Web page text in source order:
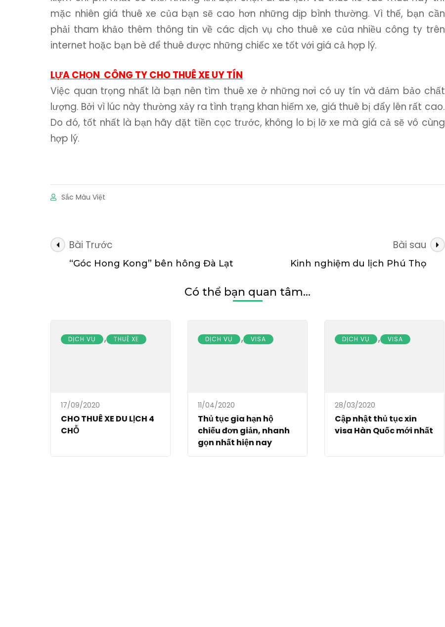
mặc nhiên giá thuê xe của bạn sẽ cao hơn những dịp bình thường. Vì thế, bạn cần
phải tham khảo thêm thông tin về các dịch vụ cho thuê xe của nhiều công ty trên
internet hoặc bạn bè để thuê được những chiếc xe tốt với giá cả hợp lý.
LỰA CHỌN CÔNG TY CHO THUÊ XE UY TÍN
Việc quan trọng nhất là bạn nên tìm thuê xe ở những nơi có uy tín và đảm bảo chất
lượng. Bởi vì lúc này thường xảy ra tình trạng khan hiếm xe, giá thuê bị đẩy lên rất cao.
Do đó, tốt nhất là bạn hãy đặt tiền cọc trước, không lo bị lỡ xe mà giá cả sẽ vô cùng
hợp lý.
Sắc Màu Việt
Điều
hướng
Bài Trước
“Góc Hong Kong” bên hông Đà Lạt
Bài sau
Kinh nghiệm du lịch Phú Thọ
Có thể bạn quan tâm...
DỊCH VỤ , THUÊ XE
17/09/2020
CHO THUÊ XE DU LỊCH 4
CHỖ
DỊCH VỤ , VISA
11/04/2020
Thủ tục gia hạn hộ
chiếu đơn giản, nhanh
gọn nhất hiện nay
DỊCH VỤ , VISA
28/03/2020
Cập nhật thủ tục xin
visa Hàn Quốc mới nhất